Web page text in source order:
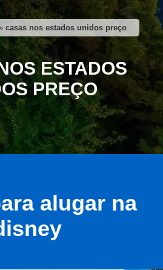
casas nos estados unidos preço
ESTADOS
PREÇO
alugar na